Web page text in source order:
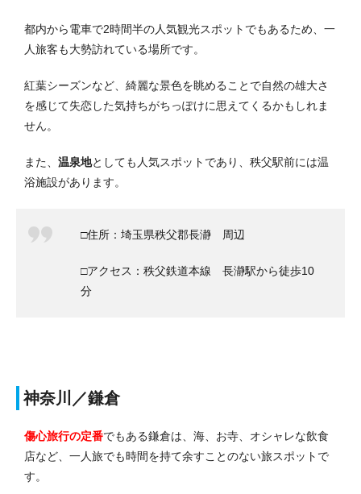
都内から電車で2時間半の人気観光スポットでもあるため、一
人旅客も大勢訪れている場所です。
紅葉シーズンなど、綺麗な景色を眺めることで自然の雄大さ
を感じて失恋した気持ちがちっぽけに思えてくるかもしれま
せん。
また、 温泉地としても人気スポットであり、秩父駅前には温
浴施設があります。
□住所：埼玉県秩父郡長瀞 周辺
□アクセス：秩父鉄道本線 長瀞駅から徒歩10
分
神奈川／鎌倉
傷心旅行の定番でもある鎌倉は、海、お寺、オシャレな飲食
店など、一人旅でも時間を持て余すことのない旅スポットで
す。